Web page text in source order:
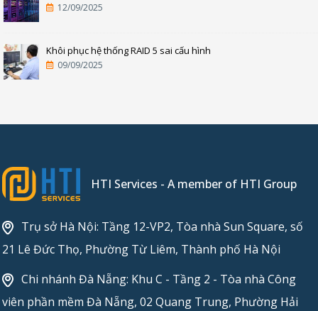
12/09/2025
Khôi phục hệ thống RAID 5 sai cấu hình
09/09/2025
HTI Services - A member of HTI Group
Trụ sở Hà Nội: Tầng 12-VP2, Tòa nhà Sun Square, số
21 Lê Đức Thọ, Phường Từ Liêm, Thành phố Hà Nội
Chi nhánh Đà Nẵng: Khu C - Tầng 2 - Tòa nhà Công
viên phần mềm Đà Nẵng, 02 Quang Trung, Phường Hải